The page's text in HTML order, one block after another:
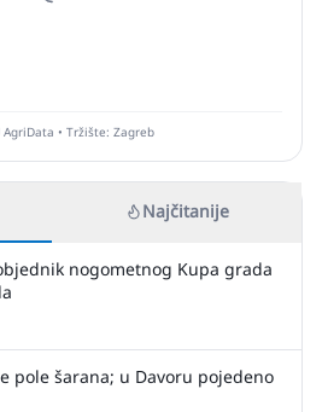
AgriData • Tržište: Zagreb
Najčitanije
nogometnog Kupa grada
pole šarana; u Davoru pojedeno